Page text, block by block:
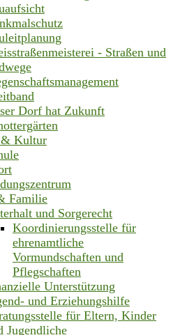
- Straßen und
Dorf hat Zukunft
Kultur
Familie
und Sorgerecht
Koordinierungsstelle für
ehrenamtliche
Vormundschaften und
Pflegschaften
Unterstützung
und Erziehungshilfe
für Eltern, Kinder
Jugendliche